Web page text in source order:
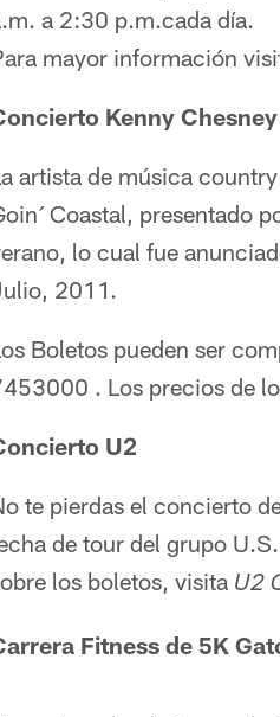
a 2:30 p.m.cada día.
mayor información
Kenny Chesney
artista de música
Coastal, presentado
lo cual fue
2011.
Boletos pueden ser
. Los precios de
U2
te pierdas el concierto
de tour del grupo
los boletos, visita U2
Fitness de 5K